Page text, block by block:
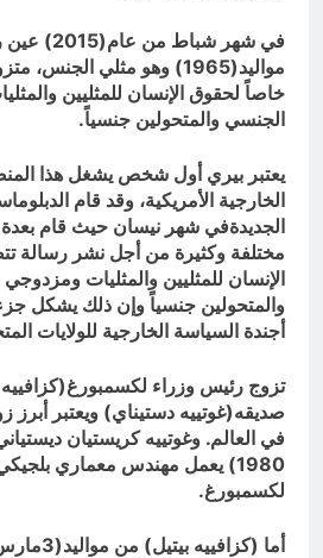
في شهر شباط
مواليد(1965) وهو مثلي
خاصاً لحقوق الإنسان للمثليين
الجنسي والمتحولين جنسياً.
يعتبر بيري أول شخص يشغل هذا
الخارجية الأمريكية، وقد قام
الجديدةفي شهر نيسان حيث قام بعدة
مختلفة وكثيرة من أجل نشر رسالة
الإنسان للمثليين والمثليات
والمتحولين جنسياً وإن ذلك يشكل
أجندة السياسة الخارجية للولايات
صديقه(غوتييه دستيناي) ويعتبر أبرز
1980) يعمل مهندس معماري
لكسمبورغ.